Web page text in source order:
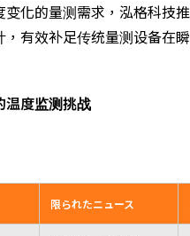
变化的量测需求，泓格科技
，有效补足传统量测设备在
温度监测挑战
限られたニュース